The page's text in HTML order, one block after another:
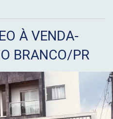
À VENDA-
BRANCO/PR